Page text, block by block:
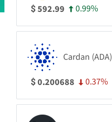
$592.99 0.99%
Cardan (ADA)
$0.200688 0.37%